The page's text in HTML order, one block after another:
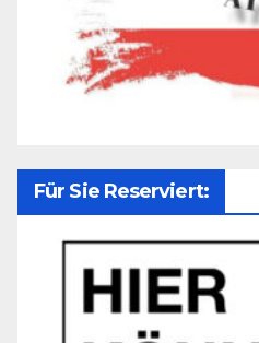
Für Sie Reserviert: